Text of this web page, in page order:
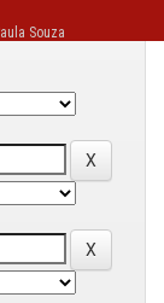
Souza